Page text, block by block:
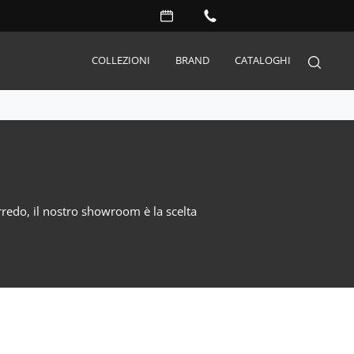
COLLEZIONI
Complementi
Serramenti
BRAND CATALOGHI
il nostro showroom è la scelta